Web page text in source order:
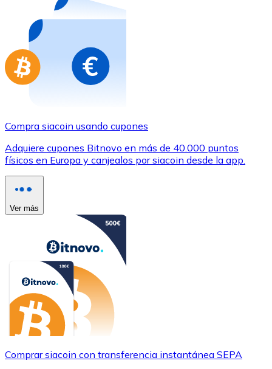
Compra tarjetas regalo de tus marcas favoritas con
Ir a la tienda de tarjetas regalo
Compra siacoin usando cupones
Adquiere cupones Bitnovo en más de 40.000 puntos
físicos en Europa y canjealos por siacoin desde la app.
Ver más
Comprar siacoin con transferencia instantánea SEPA